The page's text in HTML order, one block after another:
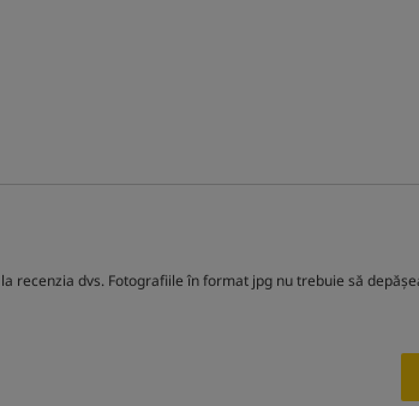
recenzia dvs. Fotografiile în format jpg nu trebuie să